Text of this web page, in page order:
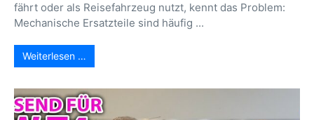
fährt oder als Reisefahrzeug nutzt, kennt das Problem:
Mechanische Ersatzteile sind häufig ...
Weiterlesen …